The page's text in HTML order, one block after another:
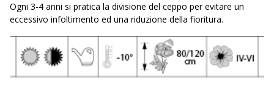
Ogni 3-4 anni si pratica la divisione del ceppo per evitare un
eccessivo infoltimento ed una riduzione della fioritura.